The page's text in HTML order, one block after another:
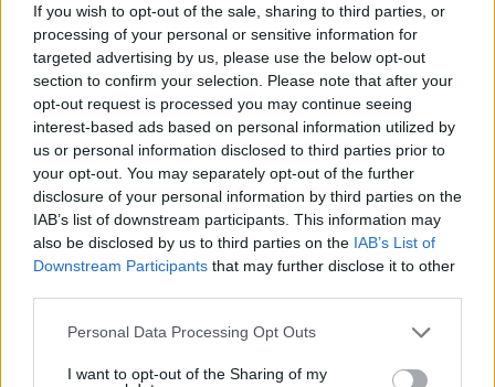
If you wish to opt-out of the sale, sharing to third parties, or
processing of your personal or sensitive information for
targeted advertising by us, please use the below opt-out
section to confirm your selection. Please note that after your
opt-out request is processed you may continue seeing
interest-based ads based on personal information utilized by
us or personal information disclosed to third parties prior to
your opt-out. You may separately opt-out of the further
disclosure of your personal information by third parties on the
IAB’s list of downstream participants. This information may
also be disclosed by us to third parties on the IAB’s List of
Downstream Participants that may further disclose it to other
Please note that this website/app uses one or more Google
not limited to your visit or usage behaviour. You may click to
Personal Data Processing Opt Outs
I want to opt-out of the Sharing of my
ΡΟΗ ΕΙΔΗΣΕΩΝ
Ειδήσεις Δημοφιλή Σχολιασμένα
Πόλη ρίχνει χιλιάδες χριστουγεννιάτικα δέντρα από
ελικόπτερα για 36 χρόνια: Πώς σώζουν τους βάλτους
από τη διάβρωση
πριν 9 λεπτά
Ασθενής ξυλοκόπησε νοσηλεύτρια στα Επείγοντα του
πριν 9 λεπτά
Το φυτό που εισήλθε στην Ισπανία ως διακοσμητικό τη